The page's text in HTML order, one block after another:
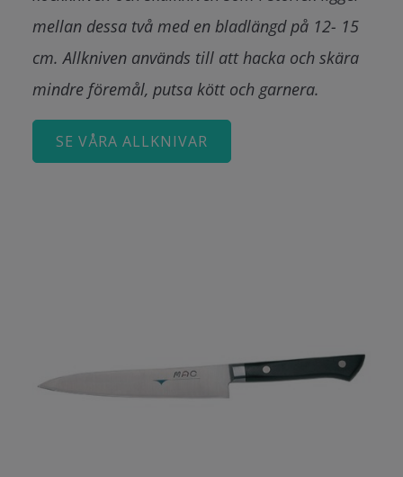
mellan dessa två med en bladlängd på 12- 15
cm. Allkniven används till att hacka och skära
mindre föremål, putsa kött och garnera.
SE VÅRA ALLKNIVAR